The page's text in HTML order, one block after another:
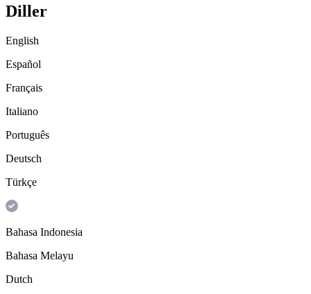
Diller
English
Español
Français
Italiano
Português
Deutsch
Türkçe
Bahasa Indonesia
Bahasa Melayu
Dutch